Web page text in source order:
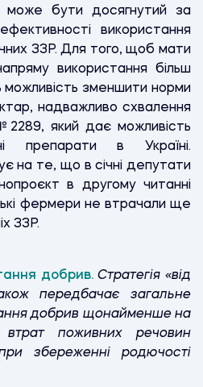
може бути досягнутий за
використання
ЗЗР. Для того, щоб мати
використання більш
можливість зменшити норми
надважливо схвалення
який дає можливість
препарати в Україні.
на те, що в січні депутати
в другому читанні
фермери не втрачали ще
ЗЗР.
добрив.Стратегія «від
передбачає загальне
добрив щонайменше на
поживних речовин
збереженні родючості